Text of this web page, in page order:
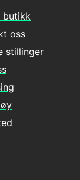
butikk
oss
stillinger